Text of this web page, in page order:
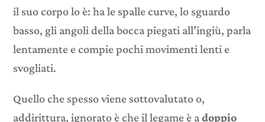
il suo corpo lo è: ha le spalle curve, lo sguardo
basso, gli angoli della bocca piegati all’ingiù, parla
lentamente e compie pochi movimenti lenti e
svogliati.
Quello che spesso viene sottovalutato o,
addirittura, ignorato è che il legame è adoppio